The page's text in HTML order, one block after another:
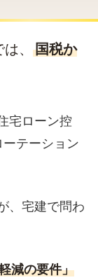
、
国税か
宅ローン控
テーション
、宅建で問わ
減の要件」